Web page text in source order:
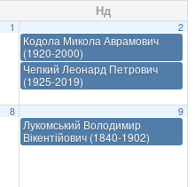
Нд
1 2
Кодола Микола Аврамович
(1920-2000)
Чепкий Леонард Петрович
(1925-2019)
8 9
Лукомський Володимир
Вікентійович (1840-1902)